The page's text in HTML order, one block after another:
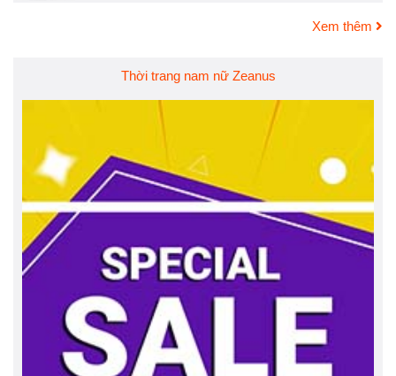
Xem thêm
Thời trang nam nữ Zeanus